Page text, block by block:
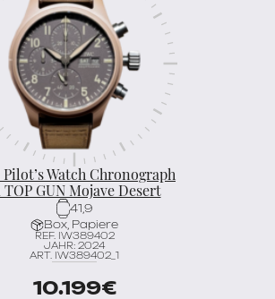
Pilot’s Watch Chronograph
TOP GUN Mojave Desert
41,9
Box, Papiere
REF. IW389402
JAHR: 2024
ART. IW389402_1
10.199€